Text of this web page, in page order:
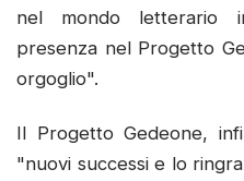
nel mondo letterario
presenza nel Progetto
orgoglio".
Il Progetto Gedeone,
"nuovi successi e lo